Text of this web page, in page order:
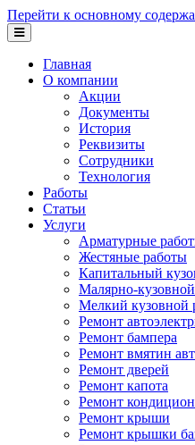
Перейти к основному
Главная
О компании
Акции
Документы
История
Реквизиты
Сотрудники
Технология
Работы
Статьи
Услуги
Арматурные
Жестяные работы
Капитальный
Малярно-
Мелкий кузовной
Ремонт
Ремонт бампера
Ремонт вмятин
Ремонт дверей
Ремонт капота
Ремонт
Ремонт крыши
Ремонт крышки